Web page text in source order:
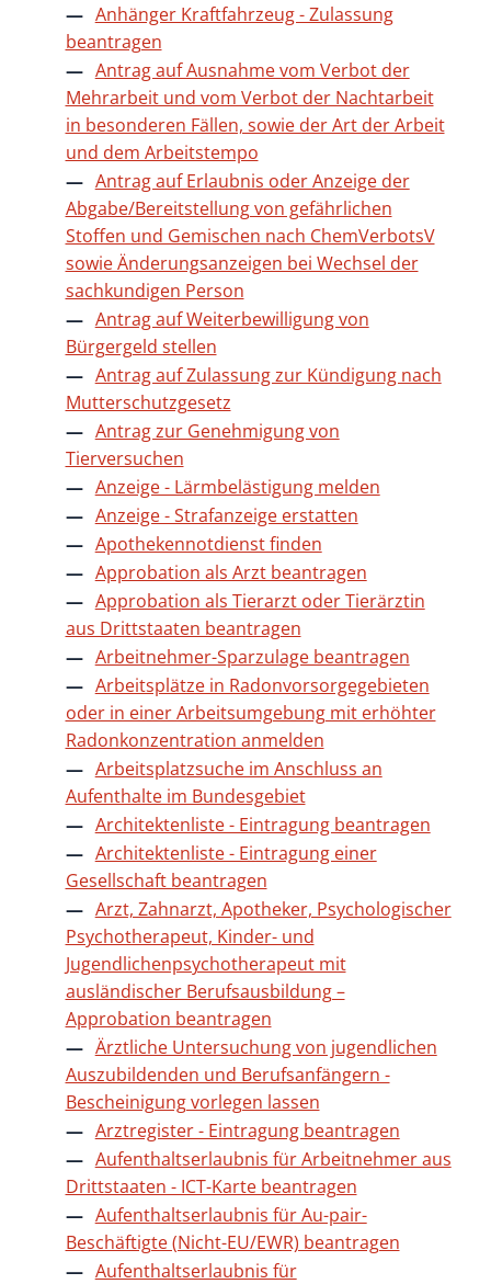
Anhänger Kraftfahrzeug - Zulassung
beantragen
Antrag auf Ausnahme vom Verbot der
Mehrarbeit und vom Verbot der Nachtarbeit
in besonderen Fällen, sowie der Art der Arbeit
und dem Arbeitstempo
Antrag auf Erlaubnis oder Anzeige der
Abgabe/Bereitstellung von gefährlichen
Stoffen und Gemischen nach ChemVerbotsV
sowie Änderungsanzeigen bei Wechsel der
sachkundigen Person
Antrag auf Weiterbewilligung von
Bürgergeld stellen
Antrag auf Zulassung zur Kündigung nach
Mutterschutzgesetz
Antrag zur Genehmigung von
Tierversuchen
Anzeige - Lärmbelästigung melden
Anzeige - Strafanzeige erstatten
Apothekennotdienst finden
Approbation als Arzt beantragen
Approbation als Tierarzt oder Tierärztin
aus Drittstaaten beantragen
Arbeitnehmer-Sparzulage beantragen
Arbeitsplätze in Radonvorsorgegebieten
oder in einer Arbeitsumgebung mit erhöhter
Radonkonzentration anmelden
Arbeitsplatzsuche im Anschluss an
Aufenthalte im Bundesgebiet
Architektenliste - Eintragung beantragen
Architektenliste - Eintragung einer
Gesellschaft beantragen
Arzt, Zahnarzt, Apotheker, Psychologischer
Psychotherapeut, Kinder- und
Jugendlichenpsychotherapeut mit
ausländischer Berufsausbildung –
Approbation beantragen
Ärztliche Untersuchung von jugendlichen
Auszubildenden und Berufsanfängern -
Bescheinigung vorlegen lassen
Arztregister - Eintragung beantragen
Aufenthaltserlaubnis für Arbeitnehmer aus
Drittstaaten - ICT-Karte beantragen
Aufenthaltserlaubnis für Au-pair-
Beschäftigte (Nicht-EU/EWR) beantragen
Aufenthaltserlaubnis für